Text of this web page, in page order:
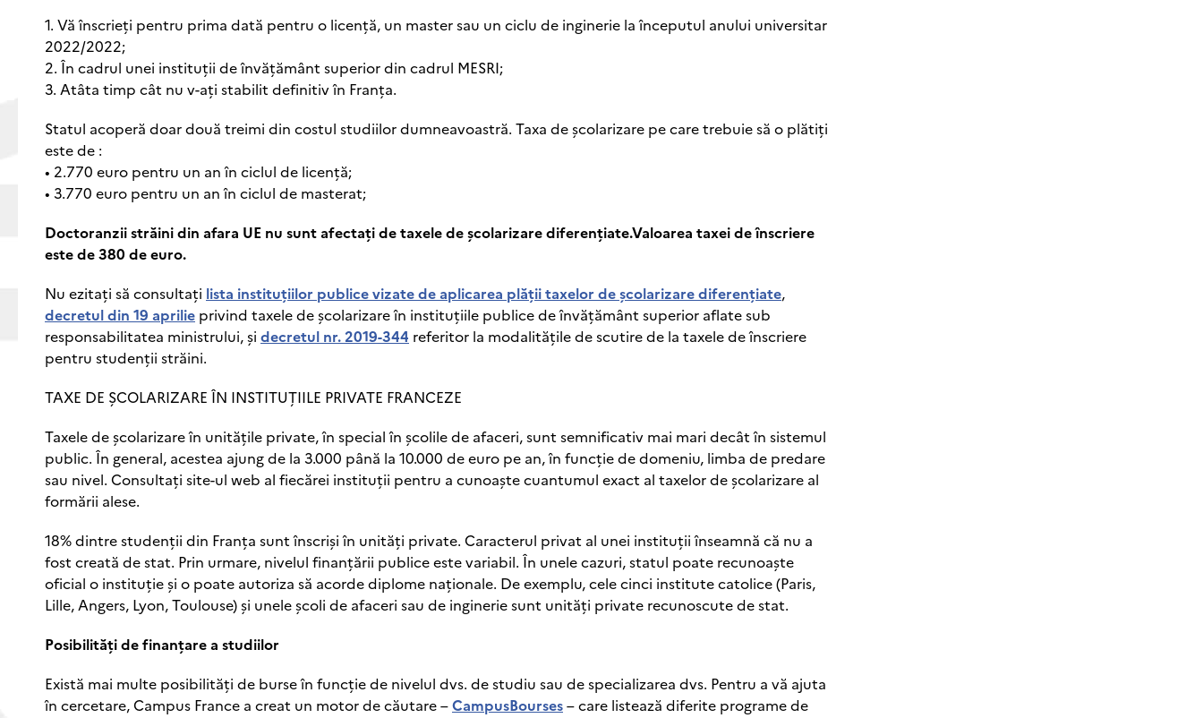
1. Vă înscrieți pentru prima dată pentru o licență, un master sau un ciclu de inginerie la începutul anului universitar
2022/2022;
2. În cadrul unei instituții de învățământ superior din cadrul MESRI;
3. Atâta timp cât nu v-ați stabilit definitiv în Franța.
Statul acoperă doar două treimi din costul studiilor dumneavoastră. Taxa de şcolarizare pe care trebuie să o plătiți
este de :
• 2.770 euro pentru un an în ciclul de licență;
• 3.770 euro pentru un an în ciclul de masterat;
Doctoranzii străini din afara UE nu sunt afectați de taxele de şcolarizare diferențiate.Valoarea taxei de înscriere
este de 380 de euro.
Nu ezitați să consultați lista instituțiilor publice vizate de aplicarea plății taxelor de şcolarizare diferențiate,
decretul din 19 aprilie privind taxele de şcolarizare în instituțiile publice de învățământ superior aflate sub
responsabilitatea ministrului, şi decretul nr. 2019-344 referitor la modalitățile de scutire de la taxele de înscriere
pentru studenții străini.
TAXE DE ŞCOLARIZARE ÎN INSTITUȚIILE PRIVATE FRANCEZE
Taxele de şcolarizare în unitățile private, în special în școlile de afaceri, sunt semnificativ mai mari decât în sistemul ​​
public. În general, acestea ajung de la 3.000 până la 10.000 de euro pe an, în funcție de domeniu, limba de predare
sau nivel. Consultați site-ul web al fiecărei instituții pentru a cunoaște cuantumul exact al taxelor de şcolarizare al
formării alese.
18% dintre studenții din Franța sunt înscriși în unități private. Caracterul privat al unei instituții înseamnă că nu a
fost creată de stat. Prin urmare, nivelul finanțării publice este variabil. În unele cazuri, statul poate recunoaște
oficial o instituție și o poate autoriza să acorde diplome naționale. De exemplu, cele cinci institute catolice (Paris,
Lille, Angers, Lyon, Toulouse) și unele școli de afaceri sau de inginerie sunt unități private recunoscute de stat.
Posibilități de finanțare a studiilor
Există mai multe posibilități de burse în funcție de nivelul dvs. de studiu sau de specializarea dvs. Pentru a vă ajuta
în cercetare, Campus France a creat un motor de căutare –CampusBourses– care listează diferite programe de